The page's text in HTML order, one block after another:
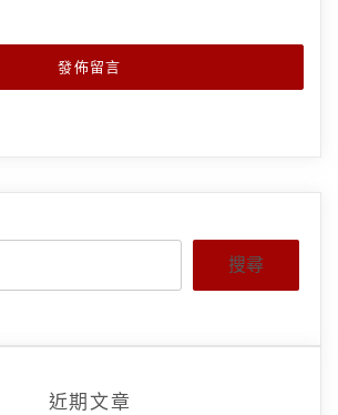
搜尋
近期文章